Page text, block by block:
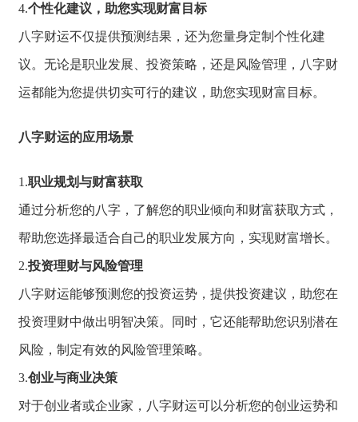
4.个性化建议，助您实现财富目标
八字财运不仅提供预测结果， 还为您量身定制个性化建
议。 无论是职业发展、 投资策略， 还是风险管理， 八字财
运都能为您提供切实可行的建议， 助您实现财富目标。
八字财运的应用场景
1.职业规划与财富获取
通过分析您的八字， 了解您的职业倾向和财富获取方式，
帮助您选择最适合自己的职业发展方向， 实现财富增长。
2.投资理财与风险管理
八字财运能够预测您的投资运势， 提供投资建议， 助您在
投资理财中做出明智决策。 同时， 它还能帮助您识别潜在
风险， 制定有效的风险管理策略。
3.创业与商业决策
对于创业者或企业家， 八字财运可以分析您的创业运势和